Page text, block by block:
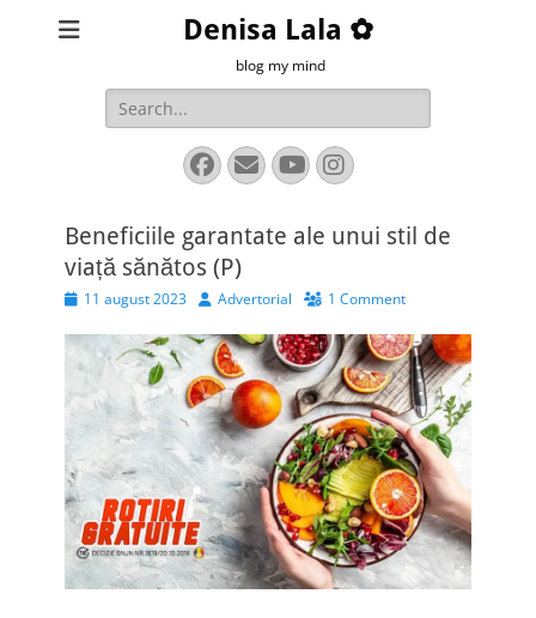
Denisa Lala ✿
blog my mind
Search
for:
Facebook
EmailYouTube
Instagram
Beneficiile garantate ale unui stil de
viață sănătos (P)
Posted11 august 2023 Author
Advertorial 1 Comment